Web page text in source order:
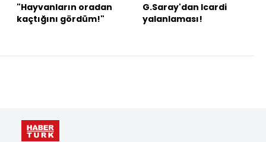
"Hayvanların oradan
kaçtığını gördüm!"
G.Saray'dan Icardi
yalanlaması!